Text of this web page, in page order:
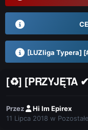
[LUZliga Typera]
[♻] [PRZYJĘTA
Przez
Hi Im Epirex
11 Lipca 2018 w Pozostałe